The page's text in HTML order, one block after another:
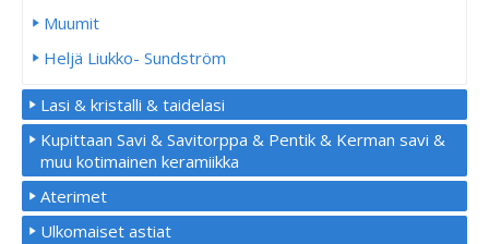
Muumit
Heljä Liukko- Sundström
Lasi & kristalli & taidelasi
Kupittaan Savi & Savitorppa & Pentik & Kerman savi &
muu kotimainen keramiikka
Aterimet
Ulkomaiset astiat